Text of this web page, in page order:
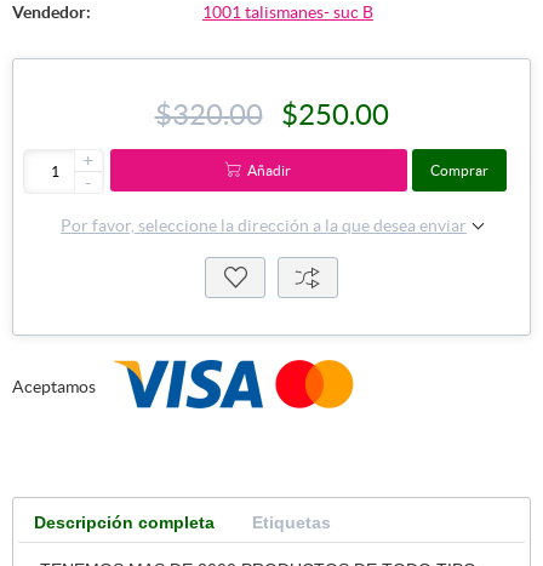
Vendedor:
1001 talismanes- suc B
$320.00 $250.00
+
-
Añadir Comprar
Por favor, seleccione la dirección a la que desea enviar
Aceptamos
Descripción completa Etiquetas